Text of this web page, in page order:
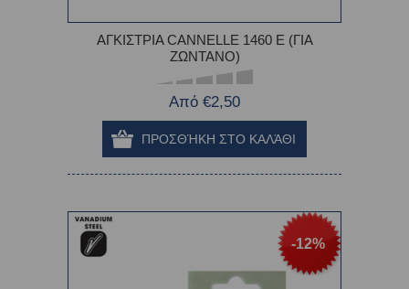
ΑΓΚΙΣΤΡΙΑ CANNELLE 1460 E (ΓΙΑ
ΖΩΝΤΑΝΟ)
Από €2,50
-12%